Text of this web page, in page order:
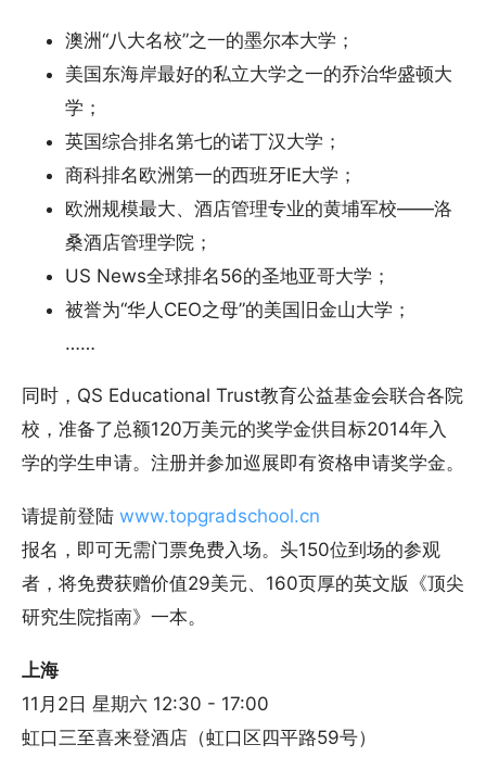
澳洲“八大名校”之一的墨尔本大学；
美国东海岸最好的私立大学之一的乔治华盛顿大
学；
英国综合排名第七的诺丁汉大学；
商科排名欧洲第一的西班牙IE大学；
欧洲规模最大、酒店管理专业的黄埔军校——洛
桑酒店管理学院；
US News全球排名56的圣地亚哥大学；
被誉为“华人CEO之母”的美国旧金山大学；
……
同时，QS Educational Trust教育公益基金会联合各院
校，准备了总额120万美元的奖学金供目标2014年入
学的学生申请。注册并参加巡展即有资格申请奖学金。
请提前登陆 www.topgradschool.cn
报名，即可无需门票免费入场。头150位到场的参观
者，将免费获赠价值29美元、160页厚的英文版《顶尖
研究生院指南》一本。
上海
11月2日 星期六 12:30 - 17:00
虹口三至喜来登酒店（虹口区四平路59号）